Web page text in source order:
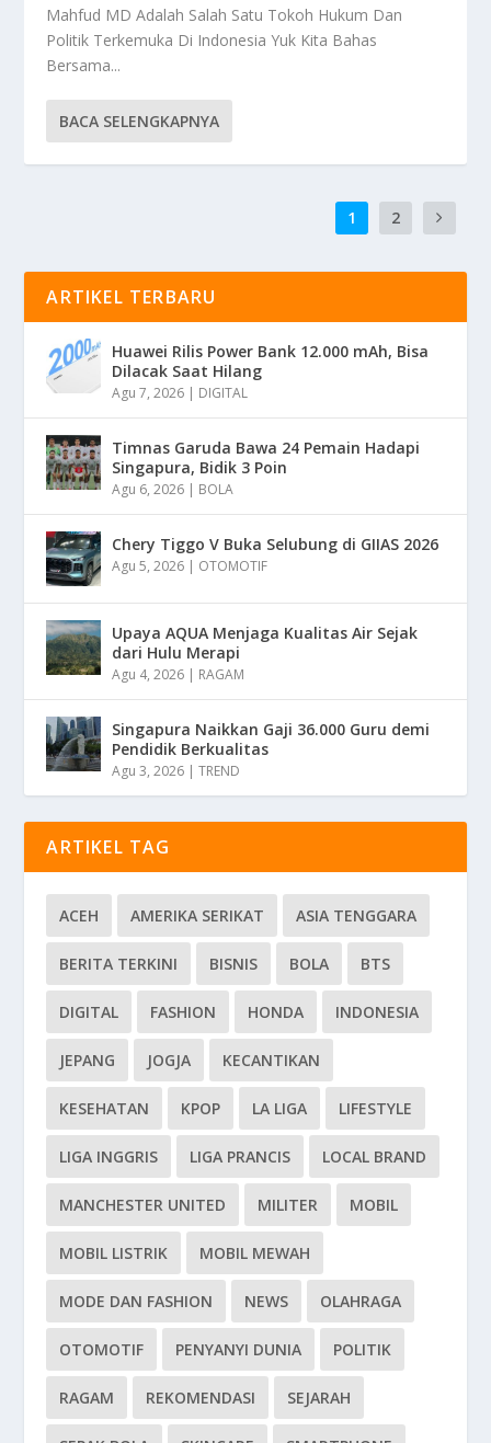
Mahfud MD Adalah Salah Satu Tokoh Hukum Dan
Politik Terkemuka Di Indonesia Yuk Kita Bahas
Bersama...
BACA SELENGKAPNYA
1 2
ARTIKEL TERBARU
Huawei Rilis Power Bank 12.000 mAh, Bisa
Dilacak Saat Hilang
Agu 7, 2026 | DIGITAL
Timnas Garuda Bawa 24 Pemain Hadapi
Singapura, Bidik 3 Poin
Agu 6, 2026 | BOLA
Chery Tiggo V Buka Selubung di GIIAS 2026
Agu 5, 2026 | OTOMOTIF
Upaya AQUA Menjaga Kualitas Air Sejak
dari Hulu Merapi
Agu 4, 2026 | RAGAM
Singapura Naikkan Gaji 36.000 Guru demi
Pendidik Berkualitas
Agu 3, 2026 |TREND
ARTIKEL TAG
ACEH AMERIKA SERIKAT ASIA TENGGARA
BERITA TERKINI BISNIS BOLA BTS
DIGITAL FASHION HONDA INDONESIA
JEPANG JOGJA KECANTIKAN
KESEHATAN KPOP LA LIGA LIFESTYLE
LIGA INGGRIS LIGA PRANCIS LOCAL BRAND
MANCHESTER UNITED MILITER MOBIL
MOBIL LISTRIK MOBIL MEWAH
MODE DAN FASHION NEWS OLAHRAGA
OTOMOTIF PENYANYI DUNIA POLITIK
RAGAM REKOMENDASI SEJARAH